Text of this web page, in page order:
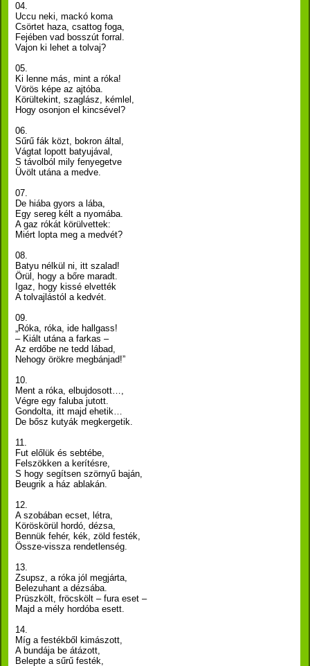
04.
Uccu neki, mackó koma
Csörtet haza, csattog foga,
Fejében vad bosszút forral.
Vajon ki lehet a tolvaj?
05.
Ki lenne más, mint a róka!
Vörös képe az ajtóba.
Körültekint, szaglász, kémlel,
Hogy osonjon el kincsével?
06.
Sűrű fák közt, bokron által,
Vágtat lopott batyujával,
S távolból mily fenyegetve
Üvölt utána a medve.
07.
De hiába gyors a lába,
Egy sereg kélt a nyomába.
A gaz rókát körülvettek:
Miért lopta meg a medvét?
08.
Batyu nélkül ni, itt szalad!
Örül, hogy a bőre maradt.
Igaz, hogy kissé elvették
A tolvajlástól a kedvét.
09.
„Róka, róka, ide hallgass!
– Kiált utána a farkas –
Az erdőbe ne tedd lábad,
Nehogy örökre megbánjad!”
10.
Ment a róka, elbujdosott…,
Végre egy faluba jutott.
Gondolta, itt majd ehetik…
De bősz kutyák megkergetik.
11.
Fut előlük és sebtébe,
Felszökken a kerítésre,
S hogy segítsen szörnyű baján,
Beugrik a ház ablakán.
12.
A szobában ecset, létra,
Köröskörül hordó, dézsa,
Bennük fehér, kék, zöld festék,
Össze-vissza rendetlenség.
13.
Zsupsz, a róka jól megjárta,
Belezuhant a dézsába.
Prüszkölt, fröcskölt – fura eset –
Majd a mély hordóba esett.
14.
Míg a festékből kimászott,
A bundája be átázott,
Belepte a sűrű festék,